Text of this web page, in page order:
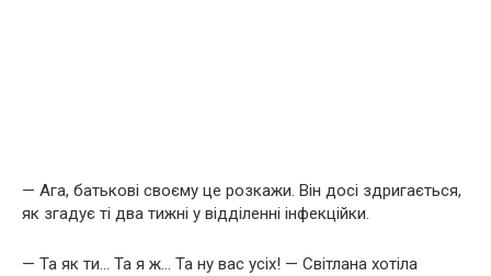
— Ага, батькові своєму це розкажи. Він досі здригається,
як згадує ті два тижні у відділенні інфекційки.
— Та як ти… Та я ж… Та ну вас усіх! — Світлана хотіла